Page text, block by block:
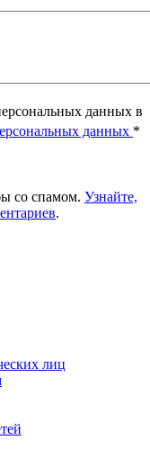
данных в
данных *
со спамом. Узнайте,
.
лиц